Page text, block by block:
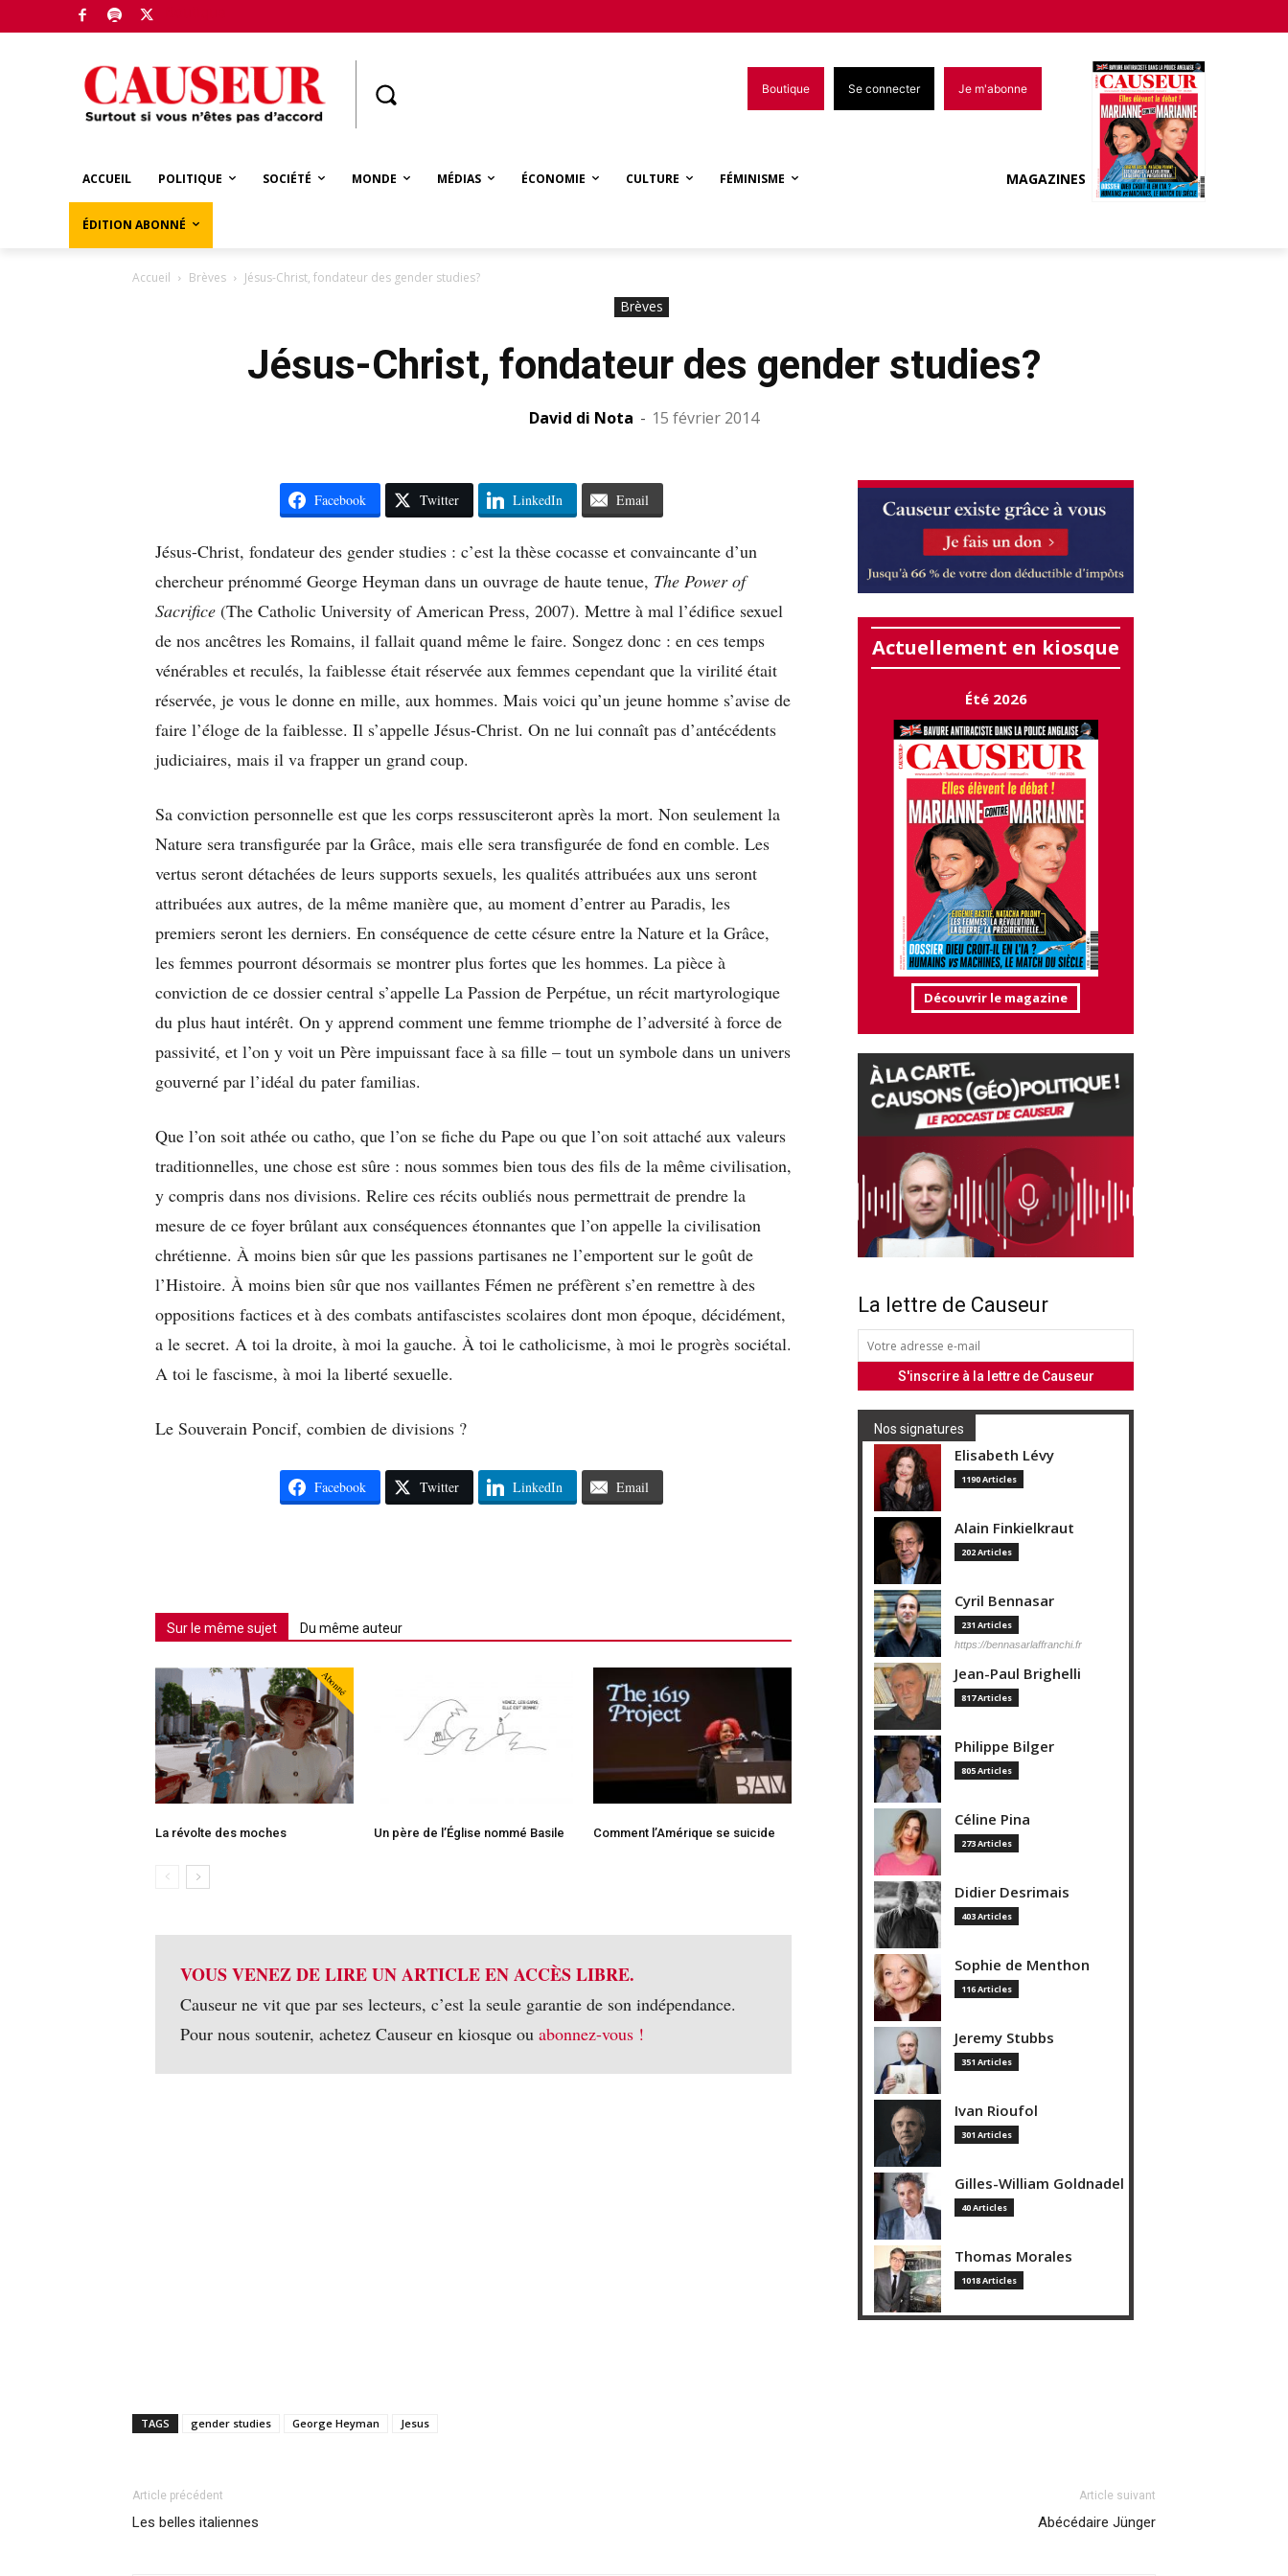
Boutique Se connecter Je m'abonne
ACCUEIL POLITIQUE SOCIÉTÉ MONDE MÉDIAS ÉCONOMIE CULTURE FÉMINISME
ÉDITION ABONNÉ
MAGAZINES
Accueil Brèves Jésus-Christ, fondateur des gender studies?
Brèves
Jésus-Christ, fondateur des gender studies?
David di Nota - 15 février 2014
Facebook Twitter LinkedIn Email
Jésus-Christ, fondateur des gender studies : c’est la thèse cocasse et convaincante d’un
chercheur prénommé George Heyman dans un ouvrage de haute tenue, The Power of
Sacrifice (The Catholic University of American Press, 2007). Mettre à mal l’édifice sexuel
de nos ancêtres les Romains, il fallait quand même le faire. Songez donc : en ces temps
vénérables et reculés, la faiblesse était réservée aux femmes cependant que la virilité était
réservée, je vous le donne en mille, aux hommes. Mais voici qu’un jeune homme s’avise de
faire l’éloge de la faiblesse. Il s’appelle Jésus-Christ. On ne lui connaît pas d’antécédents
judiciaires, mais il va frapper un grand coup.
Sa conviction personnelle est que les corps ressusciteront après la mort. Non seulement la
Nature sera transfigurée par la Grâce, mais elle sera transfigurée de fond en comble. Les
vertus seront détachées de leurs supports sexuels, les qualités attribuées aux uns seront
attribuées aux autres, de la même manière que, au moment d’entrer au Paradis, les
premiers seront les derniers. En conséquence de cette césure entre la Nature et la Grâce,
les femmes pourront désormais se montrer plus fortes que les hommes. La pièce à
conviction de ce dossier central s’appelle La Passion de Perpétue, un récit martyrologique
du plus haut intérêt. On y apprend comment une femme triomphe de l’adversité à force de
passivité, et l’on y voit un Père impuissant face à sa fille – tout un symbole dans un univers
gouverné par l’idéal du pater familias.
Que l’on soit athée ou catho, que l’on se fiche du Pape ou que l’on soit attaché aux valeurs
traditionnelles, une chose est sûre : nous sommes bien tous des fils de la même civilisation,
y compris dans nos divisions. Relire ces récits oubliés nous permettrait de prendre la
mesure de ce foyer brûlant aux conséquences étonnantes que l’on appelle la civilisation
chrétienne. À moins bien sûr que les passions partisanes ne l’emportent sur le goût de
l’Histoire. À moins bien sûr que nos vaillantes Fémen ne préfèrent s’en remettre à des
oppositions factices et à des combats antifascistes scolaires dont mon époque, décidément,
a le secret. A toi la droite, à moi la gauche. À toi le catholicisme, à moi le progrès sociétal.
A toi le fascisme, à moi la liberté sexuelle.
Le Souverain Poncif, combien de divisions ?
Facebook Twitter LinkedIn Email
Sur le même sujet Du même auteur
Abonné
La révolte des moches Un père de l’Église nommé Basile Comment l’Amérique se suicide
VOUS VENEZ DE LIRE UN ARTICLE EN ACCÈS LIBRE.
Causeur ne vit que par ses lecteurs, c’est la seule garantie de son indépendance.
Pour nous soutenir, achetez Causeur en kiosque ou abonnez-vous !
Actuellement en kiosque
Été 2026
Découvrir le magazine
La lettre de Causeur
Nos signatures
Elisabeth Lévy
1190 Articles
Alain Finkielkraut
202 Articles
Cyril Bennasar
231 Articles
https://bennasarlaffranchi.fr
Jean-Paul Brighelli
817 Articles
Philippe Bilger
805 Articles
Céline Pina
273 Articles
Didier Desrimais
403 Articles
Sophie de Menthon
116 Articles
Jeremy Stubbs
351 Articles
Ivan Rioufol
301 Articles
Gilles-William Goldnadel
40 Articles
Thomas Morales
1018 Articles
TAGS gender studies George Heyman Jesus
Article précédent
Les belles italiennes
Article suivant
Abécédaire Jünger